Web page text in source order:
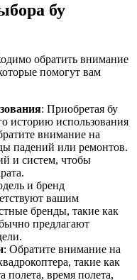
бу
обратить внимание
помогут вам
: Приобретая бу
историю использования
внимание на
падений или ремонтов.
и систем, чтобы
и бренд
вашим
бренды, такие как
предлагают
: Обратите внимание на
такие как
полета, время полета,